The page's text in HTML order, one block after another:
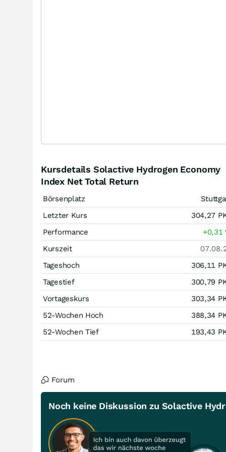
Kursdetails Solactive Hydrogen Economy
Index Net Total Return
Börsenplatz
Letzter Kurs
304,27
Performance
+0,31
Kurszeit
Tageshoch
306,11
Tagestief
300,79
Vortageskurs
303,34
52-Wochen Hoch
388,34
52-Wochen Tief
193,43
Forum
Noch keine Diskussion zu Solactive